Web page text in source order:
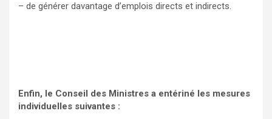
– de générer davantage d’emplois directs et indirects.
Enfin, le Conseil des Ministres a entériné les mesures
individuelles suivantes :